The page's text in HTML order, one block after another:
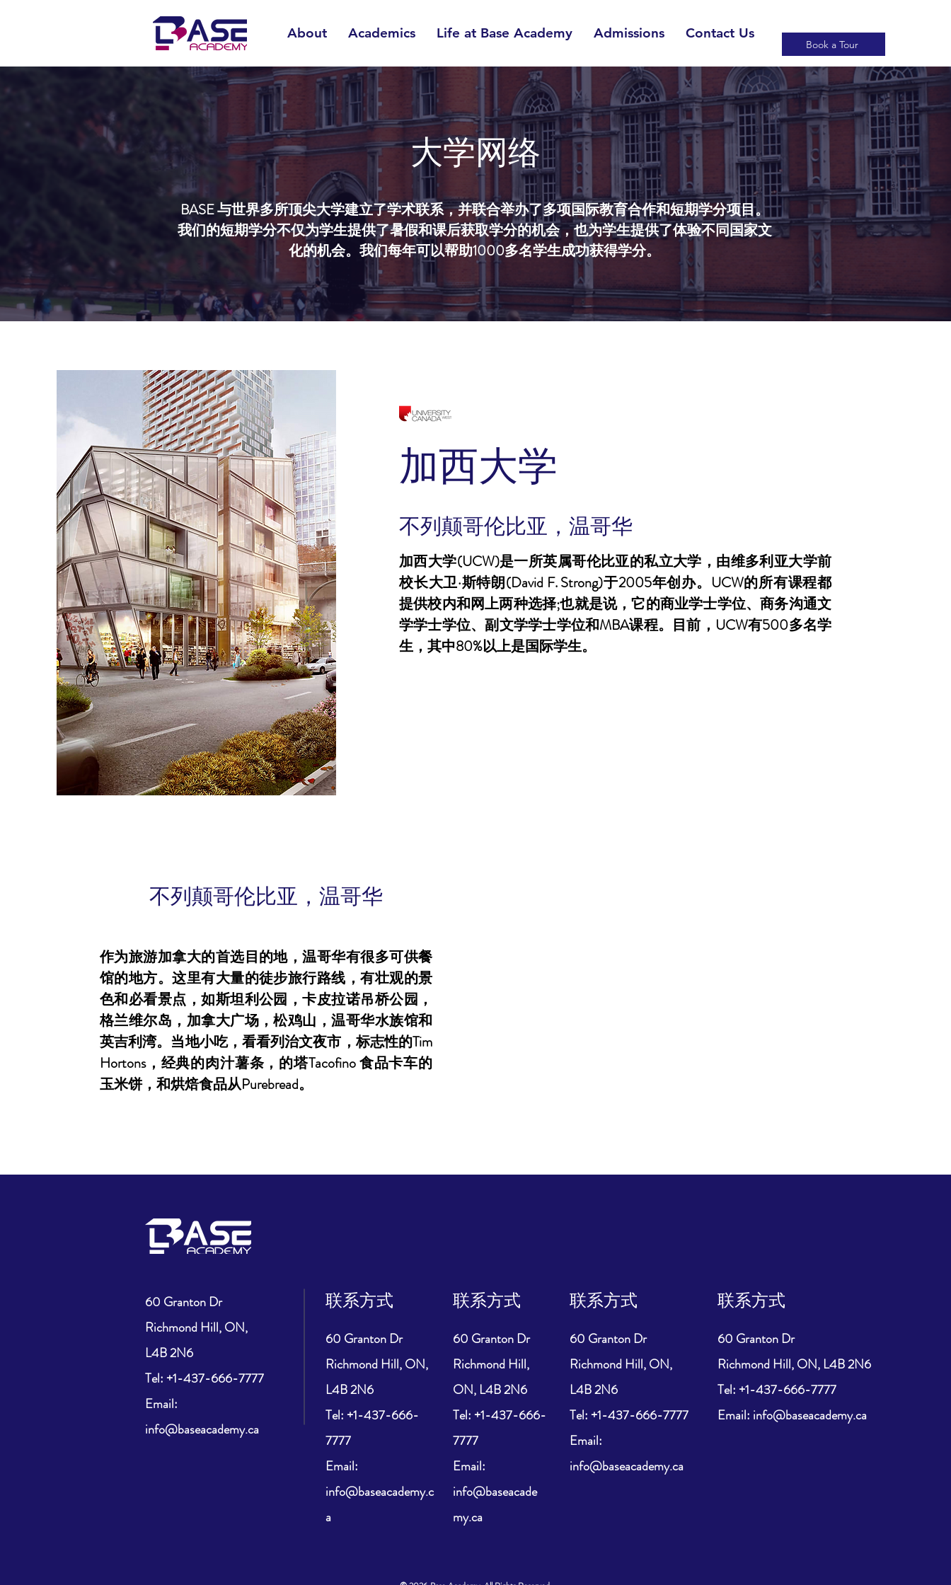
About Academics Life at Base Academy Admissions Contact Us
Book a Tour
大学网络
BASE 与世界多所顶尖大学建立了学术联系，并联合举办了多项国际教育合作和短期学分项目。
我们的短期学分不仅为学生提供了暑假和课后获取学分的机会，也为学生提供了体验不同国家文
化的机会。我们每年可以帮助1000多名学生成功获得学分。
加西大学
不列颠哥伦比亚，温哥华
加西大学(UCW)是一所英属哥伦比亚的私立大学，由维多利亚大学前
校长大卫·斯特朗(David F. Strong)于2005年创办。UCW的所有课程都
提供校内和网上两种选择;也就是说，它的商业学士学位、商务沟通文
学学士学位、副文学学士学位和MBA课程。目前，UCW有500多名学
生，其中80%以上是国际学生。
不列颠哥伦比亚，温哥华
作为旅游加拿大的首选目的地，温哥华有很多可供餐
馆的地方。这里有大量的徒步旅行路线，有壮观的景
色和必看景点，如斯坦利公园，卡皮拉诺吊桥公园，
格兰维尔岛，加拿大广场，松鸡山，温哥华水族馆和
英吉利湾。当地小吃，看看列治文夜市，标志性的Tim
Hortons，经典的肉汁薯条，的塔Tacofino 食品卡车的
玉米饼，和烘焙食品从Purebread。
60 Granton Dr
Richmond Hill, ON,
L4B 2N6
​Tel: +1-437-666-7777
Email:
info@baseacademy.ca
联系方式 联系方式
60 Granton Dr
Richmond Hill, ON,
L4B 2N6
​Tel: +1-437-666-
7777
Email:
info@baseacademy.c
a
60 Granton Dr
Richmond Hill,
ON, L4B 2N6
​Tel: +1-437-666-
7777
Email:
info@baseacade
my.ca
联系方式 联系方式
60 Granton Dr
Richmond Hill, ON,
L4B 2N6
​Tel: +1-437-666-7777
Email:
info@baseacademy.ca
60 Granton Dr
Richmond Hill, ON, L4B 2N6
​Tel: +1-437-666-7777
Email: info@baseacademy.ca